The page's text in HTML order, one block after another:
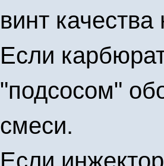
винт качества
Если
"подсосом"
смеси.
Если